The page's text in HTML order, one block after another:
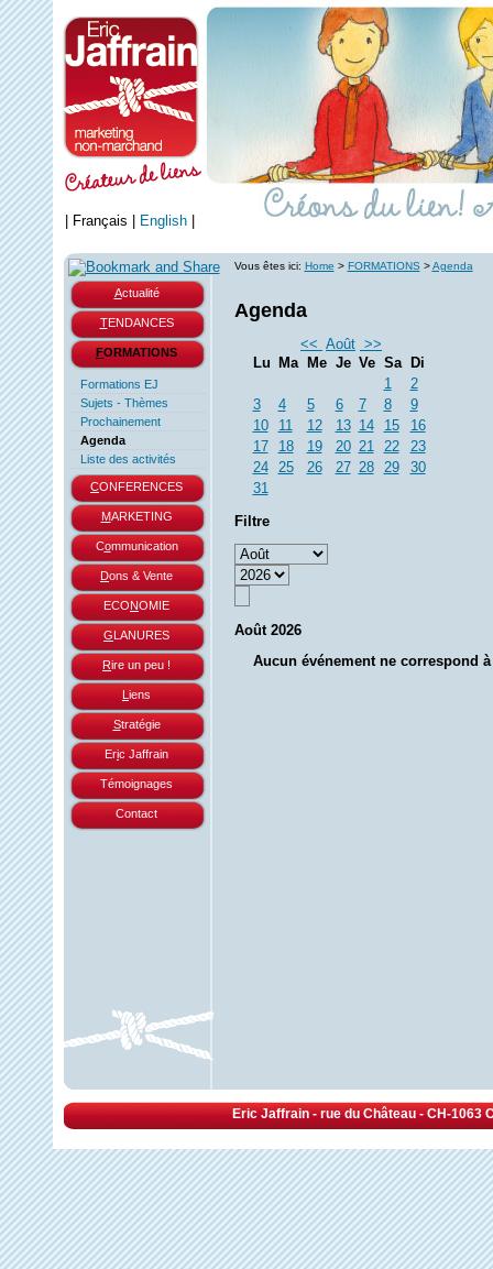
Actualité
TENDANCES
FORMATIONS
Formations EJ
Sujets - Thèmes
Prochainement
Agenda
Liste des activités
CONFERENCES
MARKETING
Communication
Dons & Vente
ECONOMIE
GLANURES
Rire un peu !
L iens
Stratégie
Eric Jaffrain
Témoignages
Contact
Vous êtes ici: Home > FORMATIONS >Agenda
Agenda
<< Août >>
Lu
Ma Me Je Ve Sa
Di
1
2
3
4 5 6 7 8
9
10
11 12 13 14 15
16
17
18 19 20 21 22
23
24
25 26 27 28 29
30
31
Filtre
Août 2026
Aucun événement ne correspond
Français English|
Eric Jaffrain - rue du Château - CH-1063